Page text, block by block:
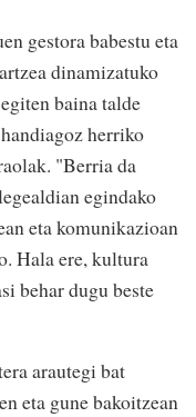
gestora babestu eta
dinamizatuko
baina talde
herriko
"Berria da
egindako
eta komunikazioan
Hala ere, kultura
behar dugu beste
arautegi bat
eta gune bakoitzean